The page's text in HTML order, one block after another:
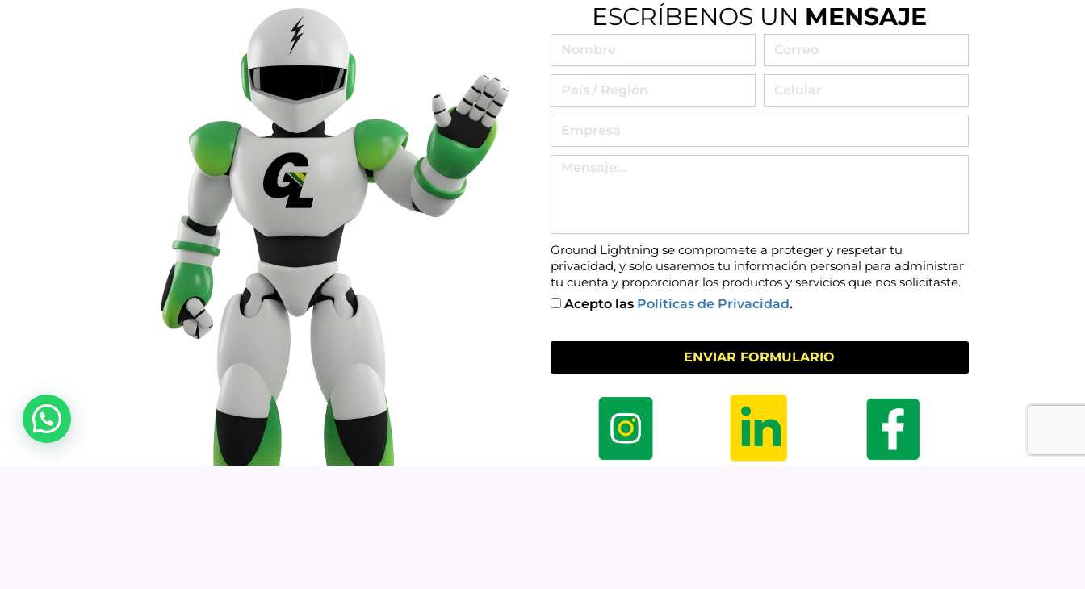
ESCRÍBENOS UN MENSAJE
Ground Lightning se compromete a proteger y respetar tu
privacidad, y solo usaremos tu información personal para administrar
tu cuenta y proporcionar los productos y servicios que nos solicitaste.
Acepto las Políticas de Privacidad.
ENVIAR FORMULARIO